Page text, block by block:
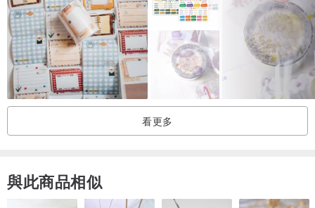
簡介
探索充滿台灣味的貼紙明信片組合！🌟帶您親臨台灣的美食文化，讓
每一片貼紙都能喚起您對美食的熱愛！😍
特色介紹：
-美味主題：包含經典台灣小吃如皮蛋、佛跳牆、豬血糕、滷雞腳、
擔仔麵等，瞬間喚醒您的味蕾！🍜
台灣特色！🇹🇼
精美明信片：附贈中英文版明信片，您可以傳遞對好友的思念與祝
看更多
與此商品相似